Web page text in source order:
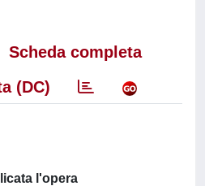
Scheda completa
(DC)
l'opera